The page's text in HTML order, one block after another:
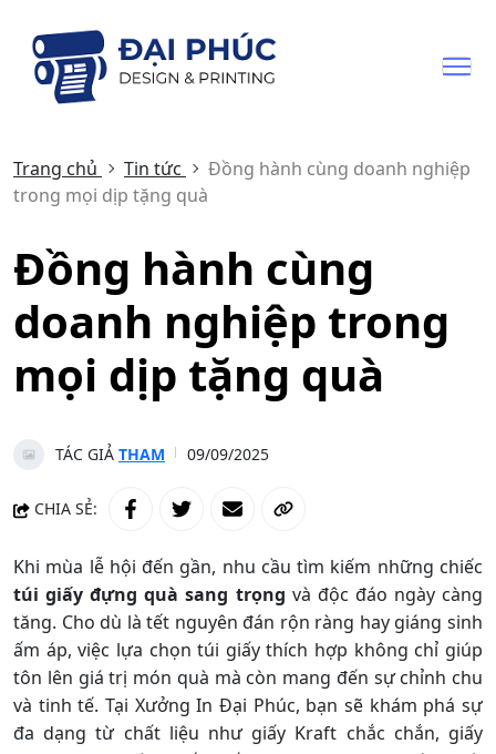
Trang chủ Tin tức
Đồng hành cùng doanh nghiệp
trong mọi dịp tặng quà
Đồng hành cùng
doanh nghiệp trong
mọi dịp tặng quà
TÁC GIẢ THAM 09/09/2025
CHIA SẺ:
Khi mùa lễ hội đến gần, nhu cầu tìm kiếm những chiếc
túi giấy đựng quà sang trọng và độc đáo ngày càng
tăng. Cho dù là tết nguyên đán rộn ràng hay giáng sinh
ấm áp, việc lựa chọn túi giấy thích hợp không chỉ giúp
tôn lên giá trị món quà mà còn mang đến sự chỉnh chu
và tinh tế. Tại Xưởng In Đại Phúc, bạn sẽ khám phá sự
đa dạng từ chất liệu như giấy Kraft chắc chắn, giấy